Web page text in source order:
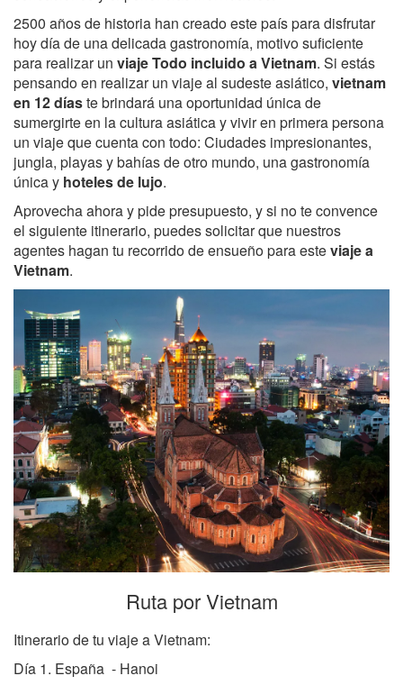
2500 años de historia han creado este país para disfrutar
hoy día de una delicada gastronomía, motivo suficiente
para realizar un viaje Todo incluido a Vietnam. Si estás
pensando en realizar un viaje al sudeste asiático, vietnam
en 12 díaste brindará una oportunidad única de
sumergirte en la cultura asiática y vivir en primera persona
un viaje que cuenta con todo: Ciudades impresionantes,
jungla, playas y bahías de otro mundo, una gastronomía
única y hoteles de lujo.
Aprovecha ahora y pide presupuesto, y si no te convence
el siguiente itinerario, puedes solicitar que nuestros
agentes hagan tu recorrido de ensueño para esteviaje a
Vietnam.
Ruta por Vietnam
Itinerario de tu viaje a Vietnam:
Día 1. España - Hanoi